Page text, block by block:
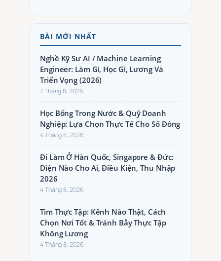
BÀI MỚI NHẤT
Nghề Kỹ Sư AI / Machine Learning
Engineer: Làm Gì, Học Gì, Lương Và
Triển Vọng (2026)
7 Tháng 8, 2026
Học Bổng Trong Nước & Quỹ Doanh
Nghiệp: Lựa Chọn Thực Tế Cho Số Đông
4 Tháng 8, 2026
Đi Làm Ở Hàn Quốc, Singapore & Đức:
Diện Nào Cho Ai, Điều Kiện, Thu Nhập
2026
4 Tháng 8, 2026
Tìm Thực Tập: Kênh Nào Thật, Cách
Chọn Nơi Tốt & Tránh Bẫy Thực Tập
Không Lương
4 Tháng 8, 2026